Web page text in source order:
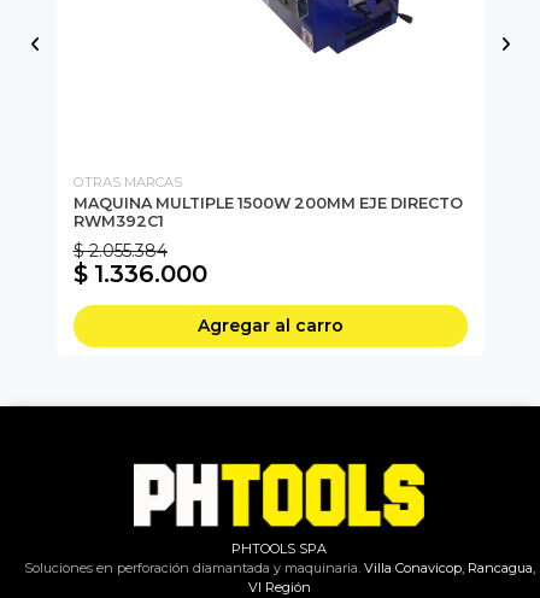
OTRAS MARCAS
MAQUINA MULTIPLE 1500W 200MM EJE DIRECTO
RWM392C1
$ 2.055.384
$ 1.336.000
Agregar al carro
PHTOOLS SPA
Soluciones en perforación diamantada y maquinaria.Villa Conavicop, Rancagua,
VI Región